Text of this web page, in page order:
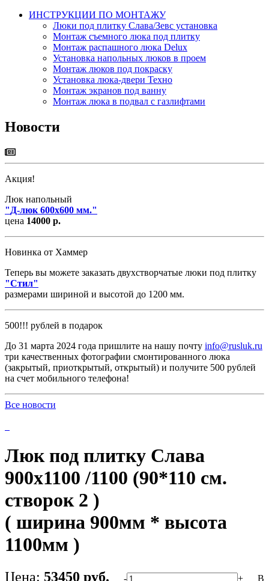
ИНСТРУКЦИИ ПО МОНТАЖУ
Люки под плитку Слава/Зевс установка
Монтаж съемного люка под плитку
Монтаж распашного люка Delux
Установка напольных люков в проем
Монтаж люков под покраску
Установка люка-двери Техно
Монтаж экранов под ванну
Монтаж люка в подвал с газлифтами
Новости
Акция!
Люк напольный
" Д-люк 600х600 мм."
цена 14000 р.
Новинка от Хаммер
Теперь вы можете заказать двухстворчатые люки под плитку
"Стил"
размерами шириной и высотой до 1200 мм.
500!!! рублей в подарок
До 31 марта 2024 года пришлите на нашу почту info@rusluk.ru
три качественных фотографии смонтированного люка
(закрытый, приоткрытый, открытый) и получите 500 рублей
на счет мобильного телефона!
Все новости
Люк под плитку Слава
900х1100 /1100 (90*110 см.
створок 2 )
( ширина 900мм * высота
1100мм )
Цена: 53450 руб. - + В